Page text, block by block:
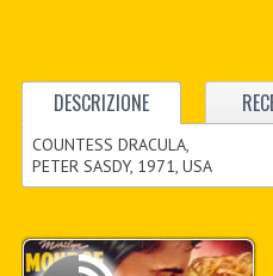
DESCRIZIONE
COUNTESS DRACULA,
PETER SASDY, 1971, USA